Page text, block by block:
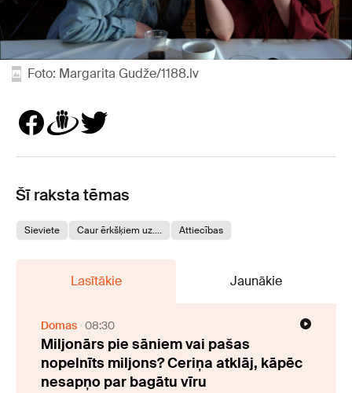
Foto: Margarita Gudže/1188.lv
Šī raksta tēmas
Sieviete Caur ērkšķiem uz.... Attiecības
Lasītākie Jaunākie
Domas 08:30
Miljonārs pie sāniem vai pašas
nopelnīts miljons? Ceriņa atklāj, kāpēc
nesapņo par bagātu vīru